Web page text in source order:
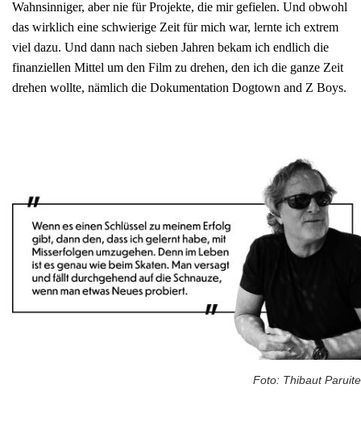
Wahnsinniger, aber nie für Projekte, die mir gefielen. Und obwohl
das wirklich eine schwierige Zeit für mich war, lernte ich extrem
viel dazu. Und dann nach sieben Jahren bekam ich endlich die
finanziellen Mittel um den Film zu drehen, den ich die ganze Zeit
drehen wollte, nämlich die Dokumentation Dogtown and Z Boys.
Foto: Thibaut Paruite